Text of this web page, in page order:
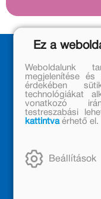
Kiadónk
olvasás örömével,
szerető felnőttek
Ez a
Weboldalunk
megjelenítése
érdekében
technológiákat
vonatkozó
testreszabási
kattintvaérhető el.
Beállítások